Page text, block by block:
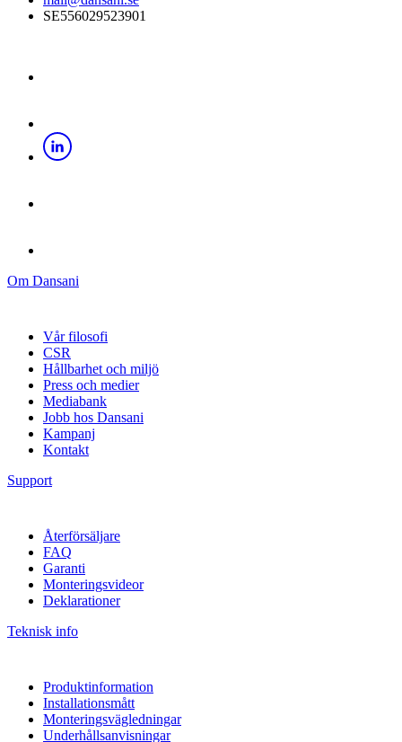
SE556029523901
Om Dansani
Vår filosofi
CSR
Hållbarhet och miljö
Press och medier
Mediabank
Jobb hos Dansani
Kampanj
Kontakt
Support
Återförsäljare
FAQ
Garanti
Monteringsvideor
Deklarationer
Teknisk info
Produktinformation
Installationsmått
Monteringsvägledningar
Underhållsanvisningar